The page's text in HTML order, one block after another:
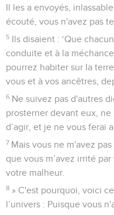
Il les a envoyés,
écouté, vous n'avez pas
5 Ils disaient : ‘Que
conduite et à la
pourrez habiter sur la
vous et à vos ancêtres,
6 Ne suivez pas d'autres
prosterner devant eux,
d’agir, et je ne vous ferai
7 Mais vous ne m'avez
que vous m’avez irrité
votre malheur.
8 » C'est pourquoi, voici
l’univers : Puisque vous